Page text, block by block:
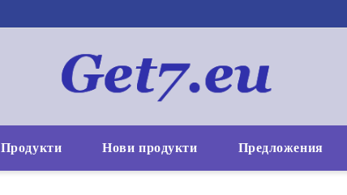
Продукти Нови продукти Предложения